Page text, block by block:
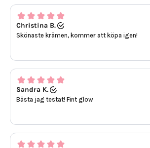
Christina B.
Skönaste krämen, kommer att köpa igen!
Sandra K.
Bästa jag testat! Fint glow